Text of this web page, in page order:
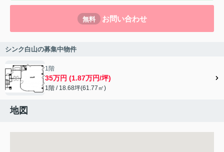
無料 お問い合わせ
シンク白山の募集中物件
1階
35万円 (1.87万円/坪)
1階 / 18.68坪(61.77㎡)
地図